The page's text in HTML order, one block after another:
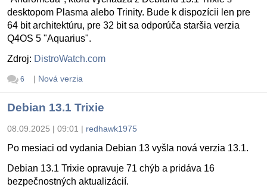
desktopom Plasma alebo Trinity. Bude k dispozícii len pre
64 bit architektúru, pre 32 bit sa odporúča staršia verzia
Q4OS 5 "Aquarius".
Zdroj: DistroWatch.com
6 | Nová verzia
Debian 13.1 Trixie
08.09.2025 | 09:01 | redhawk1975
Po mesiaci od vydania Debian 13 vyšla nová verzia 13.1.
Debian 13.1 Trixie opravuje 71 chýb a pridáva 16
bezpečnostných aktualizácií.